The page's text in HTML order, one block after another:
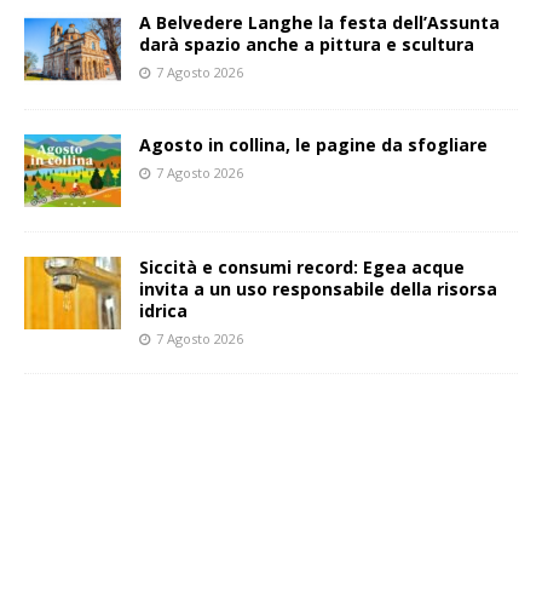
A Belvedere Langhe la festa dell’Assunta
darà spazio anche a pittura e scultura
7 Agosto 2026
Agosto in collina, le pagine da sfogliare
7 Agosto 2026
Siccità e consumi record: Egea acque
invita a un uso responsabile della risorsa
idrica
7 Agosto 2026